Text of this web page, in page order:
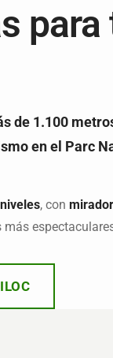
para
de 1.100
en el Parc
, con